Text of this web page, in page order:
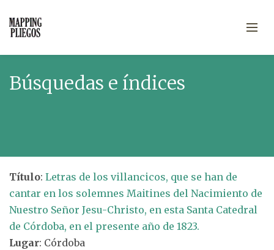
Búsquedas e índices
Título: Letras de los villancicos, que se han de
cantar en los solemnes Maitines del Nacimiento de
Nuestro Señor Jesu-Christo, en esta Santa Catedral
de Córdoba, en el presente año de 1823.
Lugar: Córdoba